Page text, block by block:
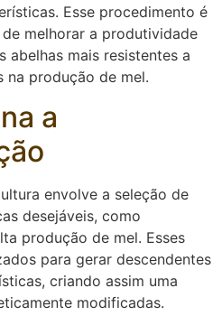
Esse procedimento é
melhorar a produtividade
abelhas mais resistentes a
na produção de mel.
a
envolve a seleção de
desejáveis, como
produção de mel. Esses
para gerar descendentes
criando assim uma
modificadas.